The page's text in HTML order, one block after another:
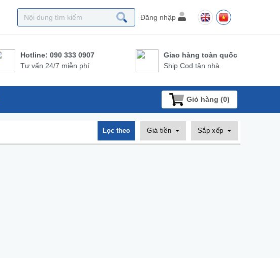
Đăng nhập
Hotline: 090 333 0907
Tư vấn 24/7 miễn phí
Giao hàng toàn quốc
Ship Cod tận nhà
Giỏ hàng (0)
Lọc theo Giá tiền Sắp xếp